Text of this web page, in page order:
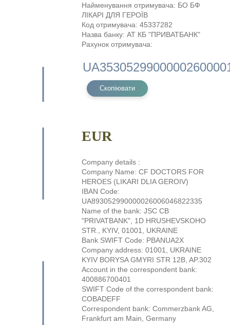
Найменування отримувача: БО БФ
ЛІКАРІ ДЛЯ ГЕРОЇВ
Код отримувача: 45337282
Назва банку: АТ КБ "ПРИВАТБАНК"
Рахунок отримувача:
Скопіювати
EUR
Company details :
Company Name: CF DOCTORS FOR
HEROES (LIKARI DLIA GEROIV)
IBAN Code:
UA893052990000026006046822335
Name of the bank: JSC CB
"PRIVATBANK", 1D HRUSHEVSKOHO
STR., KYIV, 01001, UKRAINE
Bank SWIFT Code: PBANUA2X
Company address: 01001, UKRAINE
KYIV BORYSA GMYRI STR 12B, AP.302
Account in the correspondent bank:
400886700401
SWIFT Code of the correspondent bank:
COBADEFF
Correspondent bank: Commerzbank AG,
Frankfurt am Main, Germany